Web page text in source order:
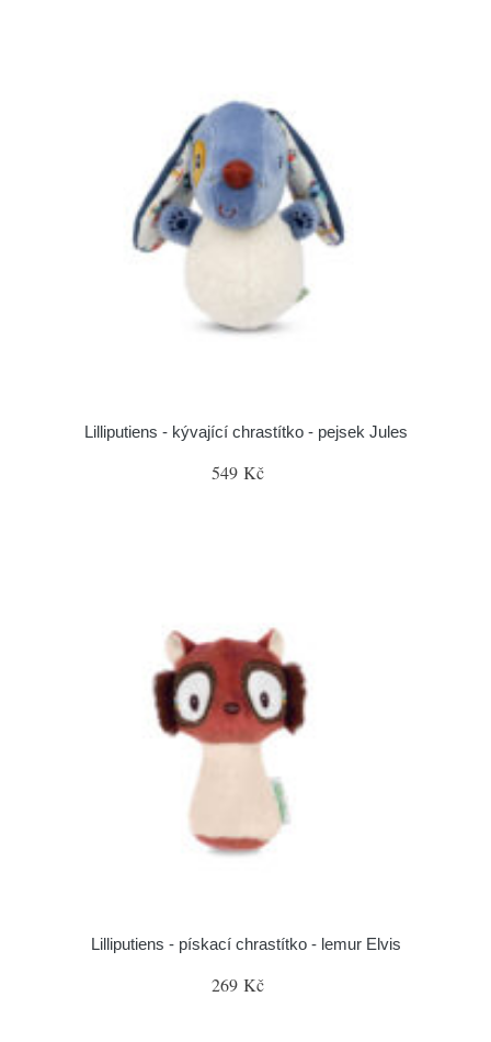
Lilliputiens - kývající chrastítko - pejsek Jules
549 Kč
Lilliputiens - pískací chrastítko - lemur Elvis
269 Kč